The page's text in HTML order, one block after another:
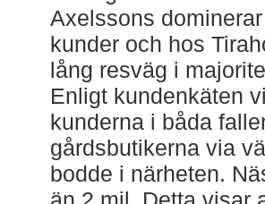
Axelssons
kunder och hos
lång resväg i
Enligt kundenkäten
kunderna i båda
gårdsbutikerna via
bodde i närheten.